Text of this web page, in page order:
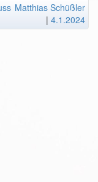
Matthias Schüßler
| 4.1.2024